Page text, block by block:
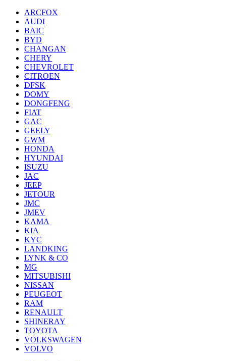
ARCFOX
AUDI
BAIC
BYD
CHANGAN
CHERY
CHEVROLET
CITROEN
DFSK
DOMY
DONGFENG
FIAT
GAC
GEELY
GWM
HONDA
HYUNDAI
ISUZU
JAC
JEEP
JETOUR
JMC
JMEV
KAMA
KIA
KYC
LANDKING
LYNK & CO
MG
MITSUBISHI
NISSAN
PEUGEOT
RAM
RENAULT
SHINERAY
TOYOTA
VOLKSWAGEN
VOLVO